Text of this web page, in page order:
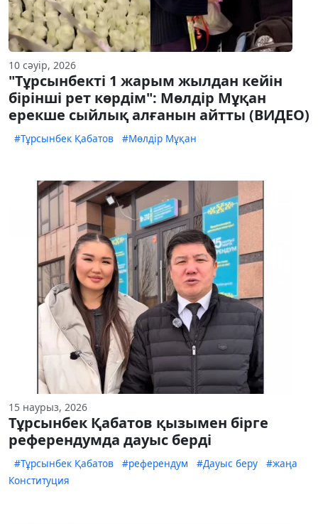
10 сәуір, 2026
"Тұрсынбекті 1 жарым жылдан кейін
бірінші рет көрдім": Мөлдір Мұқан
ерекше сыйлық алғанын айтты (ВИДЕО)
#Тұрсынбек Қабатов #Мөлдір Мұқан
15 наурыз, 2026
Тұрсынбек Қабатов қызымен бірге
референдумда дауыс берді
#Тұрсынбек Қабатов #референдум #Дауыс беру
#жаңа
Конституция